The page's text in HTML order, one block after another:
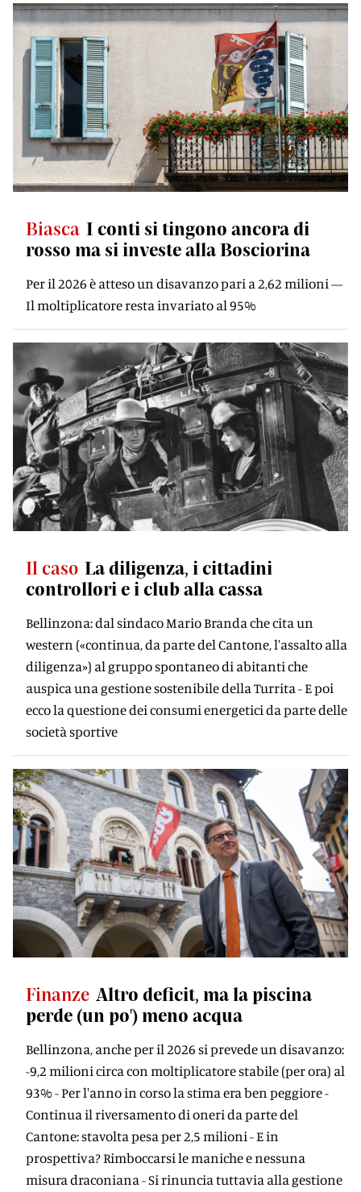
Biasca I conti si tingono ancora di
rosso ma si investe alla Bosciorina
Per il 2026 è atteso un disavanzo pari a 2,62 milioni —
Il moltiplicatore resta invariato al 95%
Il caso La diligenza, i cittadini
controllori e i club alla cassa
Bellinzona: dal sindaco Mario Branda che cita un
western («continua, da parte del Cantone, l'assalto alla
diligenza») al gruppo spontaneo di abitanti che
auspica una gestione sostenibile della Turrita - E poi
ecco la questione dei consumi energetici da parte delle
società sportive
Finanze Altro deficit, ma la piscina
perde (un po') meno acqua
Bellinzona, anche per il 2026 si prevede un disavanzo:
-9,2 milioni circa con moltiplicatore stabile (per ora) al
93% - Per l'anno in corso la stima era ben peggiore -
Continua il riversamento di oneri da parte del
Cantone: stavolta pesa per 2,5 milioni - E in
prospettiva? Rimboccarsi le maniche e nessuna
misura draconiana - Si rinuncia tuttavia alla gestione